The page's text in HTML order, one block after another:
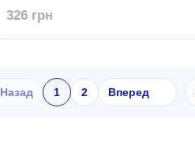
326 грн
Назад 1 2 Вперед